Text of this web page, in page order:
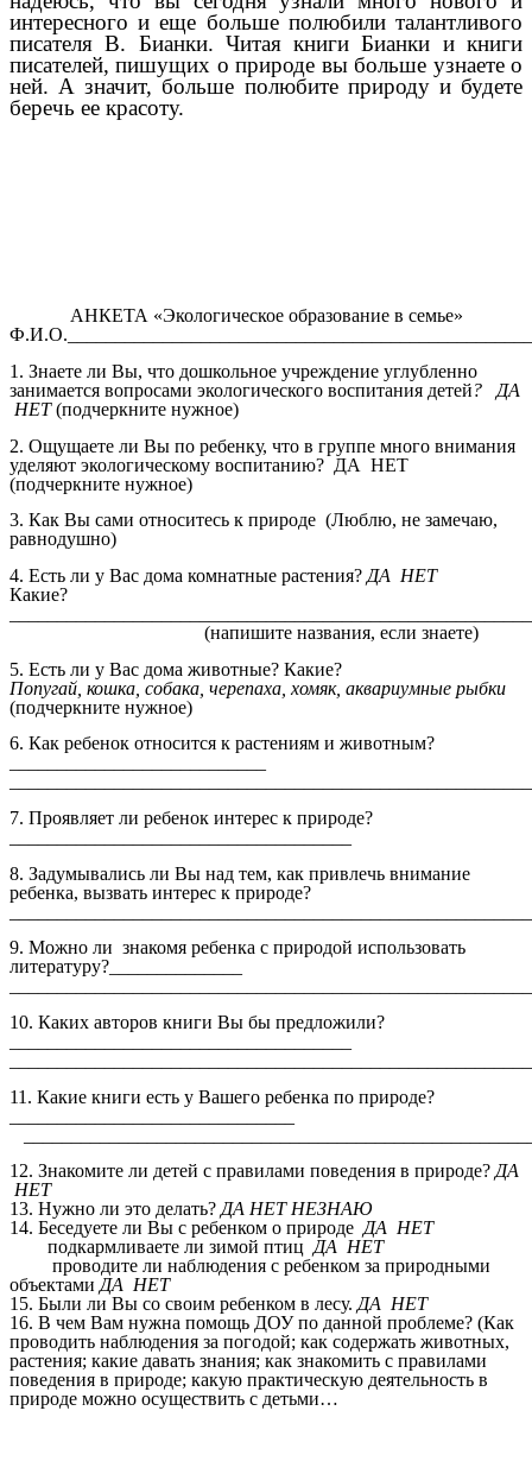
интересного и еще больше полюбили талантливого
писателя В. Бианки. Читая книги Бианки и книги
писателей, пишущих о природе вы больше узнаете о
ней. А значит, больше полюбите природу и будете
беречь ее красоту.
АНКЕТА «Экологическое образование в семье»
1. Знаете ли Вы, что дошкольное учреждение углубленно
занимается вопросами экологического воспитания детей? ДА
НЕТ(подчеркните нужное)
2. Ощущаете ли Вы по ребенку, что в группе много внимания
уделяют экологическому воспитанию? ДА НЕТ
(подчеркните нужное)
3. Как Вы сами относитесь к природе (Люблю, не замечаю,
равнодушно)
4. Есть ли у Вас дома комнатные растения? ДА НЕТ
Какие?
(напишите названия, если знаете)
5. Есть ли у Вас дома животные? Какие?
Попугай, кошка, собака, черепаха, хомяк, аквариумные рыбки
(подчеркните нужное)
6. Как ребенок относится к растениям и животным?
7. Проявляет ли ребенок интерес к природе?
8. Задумывались ли Вы над тем, как привлечь внимание
ребенка, вызвать интерес к природе?
9. Можно ли знакомя ребенка с природой использовать
литературу?______________
10. Каких авторов книги Вы бы предложили?
11. Какие книги есть у Вашего ребенка по природе?
12. Знакомите ли детей с правилами поведения в природе? ДА
НЕТ
13. Нужно ли это делать? ДА НЕТ НЕЗНАЮ
14. Беседуете ли Вы с ребенком о природе ДА НЕТ
подкармливаете ли зимой птиц ДА НЕТ
проводите ли наблюдения с ребенком за природными
объектами ДА НЕТ
15. Были ли Вы со своим ребенком в лесу. ДА НЕТ
16. В чем Вам нужна помощь ДОУ по данной проблеме? (Как
проводить наблюдения за погодой; как содержать животных,
растения; какие давать знания; как знакомить с правилами
поведения в природе; какую практическую деятельность в
природе можно осуществить с детьми…